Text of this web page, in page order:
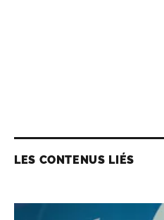
LES CONTENUS LIÉS